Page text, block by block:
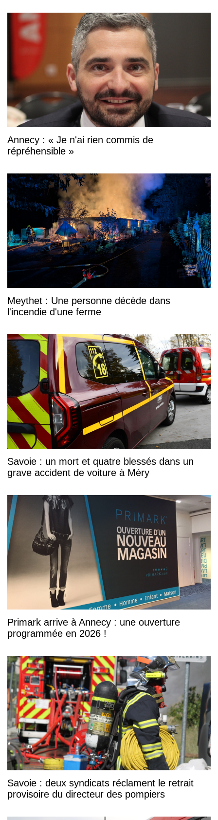
Annecy : « Je n'ai rien commis de
répréhensible »
Meythet : Une personne décède dans
l'incendie d'une ferme
Savoie : un mort et quatre blessés dans un
grave accident de voiture à Méry
Primark arrive à Annecy : une ouverture
programmée en 2026 !
Savoie : deux syndicats réclament le retrait
provisoire du directeur des pompiers